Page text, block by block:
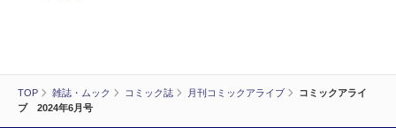
TOP 雑誌・ムック コミック誌 月刊コミックアライブ
コミックアライ
ブ 2024年6月号